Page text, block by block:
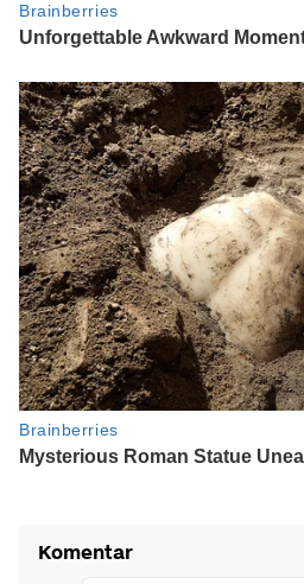
Komentar